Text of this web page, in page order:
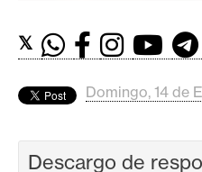
o
B
i
𝕏
Domingo, 14 de
Descargo de